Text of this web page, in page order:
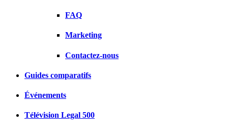
FAQ
Marketing
Contactez-nous
Guides comparatifs
Événements
Télévision Legal 500